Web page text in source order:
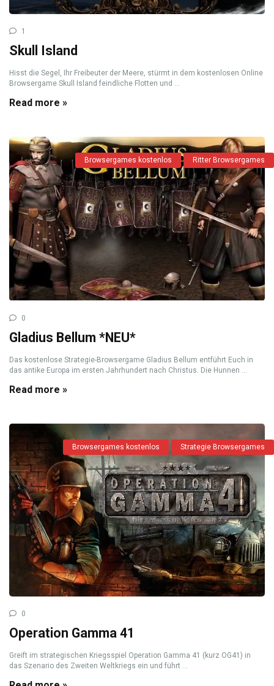
1
Skull Island
Hisst die Segel, Ihr Freibeuter der Meere, stürmt in dem kostenlosen Online
Browsergame Skull Island feindliche Flotten und ...
Read more »
Browsergames kostenlos Ritter Browsergames
0
Gladius Bellum *NEU*
Das kostenlose Strategie-Browsergame Gladius Bellum entführt Euch in
das antike Europa im ersten Jahrhundert nach Christus. Die Hunnen ...
Read more »
Browsergames kostenlos Strategie Browsergames
0
Operation Gamma 41
Greift im strategischen Kriegsspiel Operation Gamma 41 (kurz OG41) in
das Szenario des Zweiten Weltkriegs ein und führt ...